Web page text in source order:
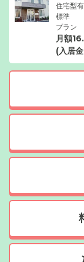
住宅型
標準
プラン
月額
(入居金